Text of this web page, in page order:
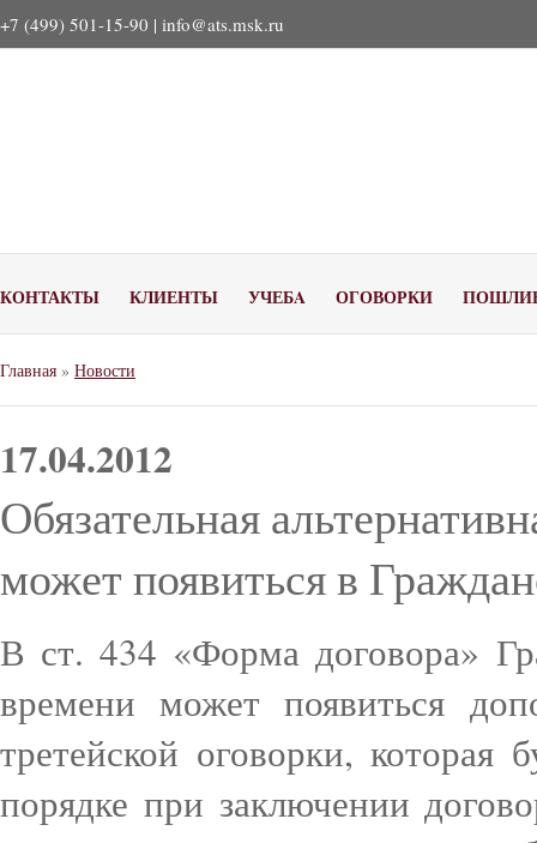
+7 (499) 501-15-90 | info@ats.msk.ru
КОНТАКТЫ КЛИЕНТЫ УЧЕБA ОГОВОРКИ
Главная » Новости
17.04.2012
Обязательная
может появиться в
В ст. 434 «Форма договора»
времени может появиться
третейской оговорки, которая
порядке при заключении